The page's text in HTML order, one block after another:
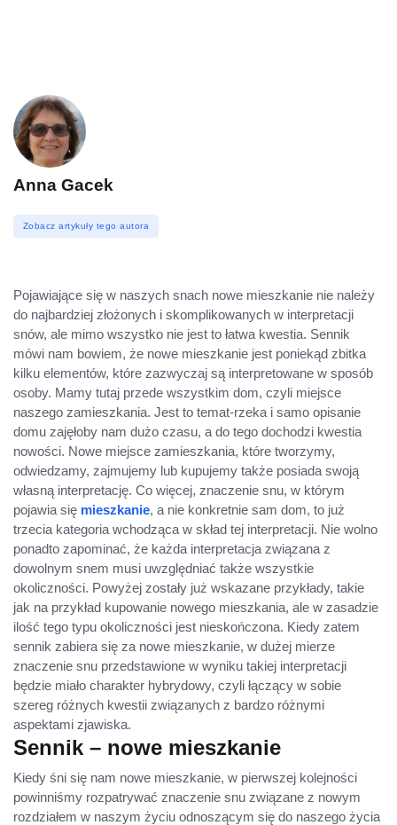
Anna Gacek
Zobacz artykuły tego autora
Pojawiające się w naszych snach nowe mieszkanie nie należy
do najbardziej złożonych i skomplikowanych w interpretacji
snów, ale mimo wszystko nie jest to łatwa kwestia. Sennik
mówi nam bowiem, że nowe mieszkanie jest poniekąd zbitka
kilku elementów, które zazwyczaj są interpretowane w sposób
osoby. Mamy tutaj przede wszystkim dom, czyli miejsce
naszego zamieszkania. Jest to temat-rzeka i samo opisanie
domu zajęłoby nam dużo czasu, a do tego dochodzi kwestia
nowości. Nowe miejsce zamieszkania, które tworzymy,
odwiedzamy, zajmujemy lub kupujemy także posiada swoją
własną interpretację. Co więcej, znaczenie snu, w którym
pojawia się mieszkanie, a nie konkretnie sam dom, to już
trzecia kategoria wchodząca w skład tej interpretacji. Nie wolno
ponadto zapominać, że każda interpretacja związana z
dowolnym snem musi uwzględniać także wszystkie
okoliczności. Powyżej zostały już wskazane przykłady, takie
jak na przykład kupowanie nowego mieszkania, ale w zasadzie
ilość tego typu okoliczności jest nieskończona. Kiedy zatem
sennik zabiera się za nowe mieszkanie, w dużej mierze
znaczenie snu przedstawione w wyniku takiej interpretacji
będzie miało charakter hybrydowy, czyli łączący w sobie
szereg różnych kwestii związanych z bardzo różnymi
aspektami zjawiska.
Sennik – nowe mieszkanie
Kiedy śni się nam nowe mieszkanie, w pierwszej kolejności
powinniśmy rozpatrywać znaczenie snu związane z nowym
rozdziałem w naszym życiu odnoszącym się do naszego życia